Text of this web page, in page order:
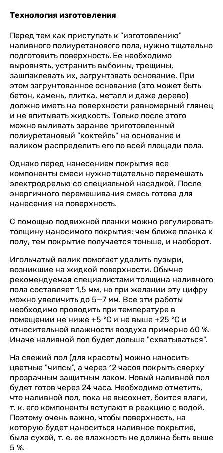
Технология изготовления
Перед тем как приступать к "изготовлению"
наливного полиуретанового пола, нужно тщательно
подготовить поверхность. Ее необходимо
выровнять, устранить выбоины, трещины,
зашпаклевать их, загрунтовать основание. При
этом загрунтованное основание (это может быть
бетон, камень, плитка, металл и даже дерево)
должно иметь на поверхности равномерный глянец
и не впитывать жидкость. Только после этого
можно выливать заранее приготовленный
полиуретановый "коктейль" на основание и
валиком распределить его по всей площади пола.
Однако перед нанесением покрытия все
компоненты смеси нужно тщательно перемешать
электродрелью со специальной насадкой. После
энергичного перемешивания смесь готова для
нанесения на поверхность.
С помощью подвижной планки можно регулировать
толщину наносимого покрытия: чем ближе планка к
полу, тем покрытие получается тоньше, и наоборот.
Игольчатый валик помогает удалить пузыри,
возникшие на жидкой поверхности. Обычно
рекомендуемая специалистами толщина наливного
пола составляет 1,5 мм, но при желании эту цифру
можно увеличить до 5—7 мм. Все эти работы
необходимо проводить при температуре в
помещении не ниже +5 ºС и не выше +25 ºС и
относительной влажности воздуха примерно 60 %.
Иначе наливной пол будет дольше "схватываться".
На свежий пол (для красоты) можно наносить
цветные "чипсы", а через 12 часов покрыть сверху
прозрачным защитным лаком. Новый наливной пол
будет готов через 24 часа. Необходимо отметить,
что наливной пол, пока не высохнет, боится влаги,
т. к. его компоненты вступают в реакцию с водой.
Поэтому очень важно, чтобы поверхность, на
которую будет наноситься наливное покрытие,
была сухой, т. е. ее влажность не должна быть выше
5 %.